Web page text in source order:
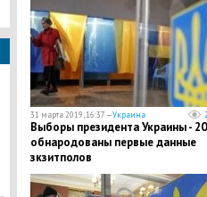
31 марта 2019, 16:37 —Украина
Выборы президента Украины -
обнародованы первые данные
зкзитполов